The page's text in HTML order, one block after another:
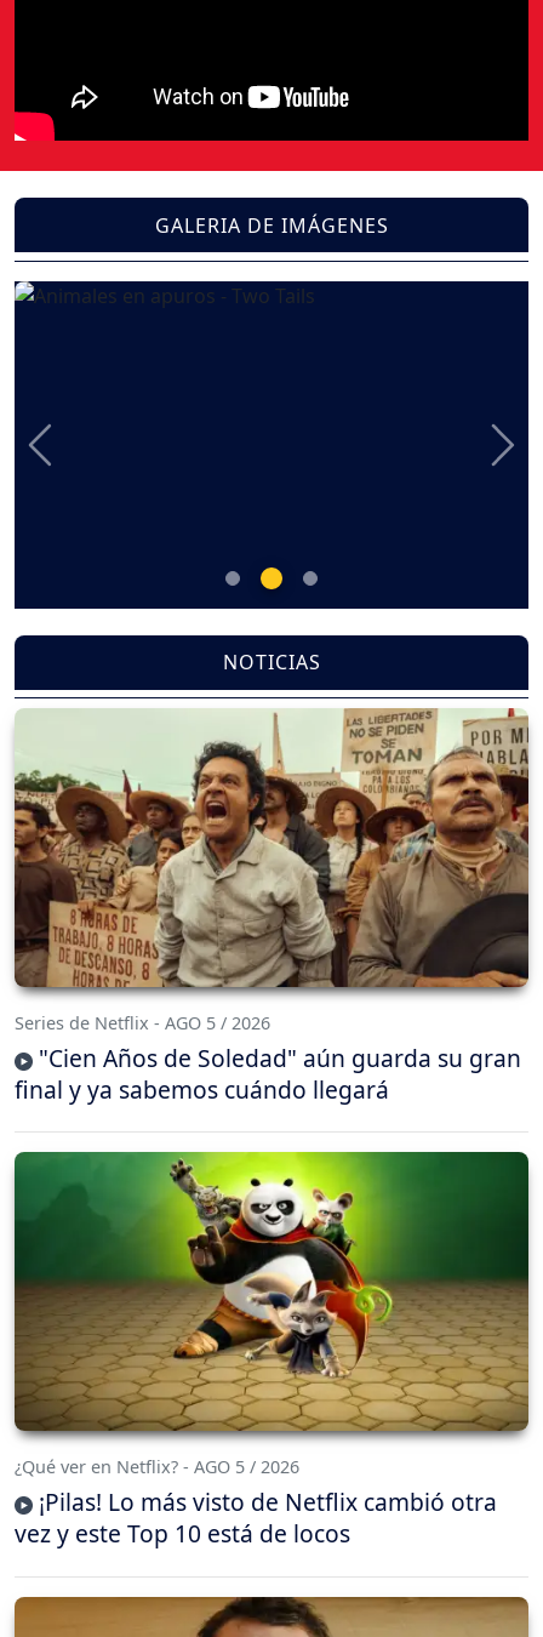
GALERIA DE IMÁGENES
Previous Next
NOTICIAS
Series de Netflix - AGO 5 / 2026
"Cien Años de Soledad" aún guarda su gran
final y ya sabemos cuándo llegará
¿Qué ver en Netflix? - AGO 5 / 2026
¡Pilas! Lo más visto de Netflix cambió otra
vez y este Top 10 está de locos